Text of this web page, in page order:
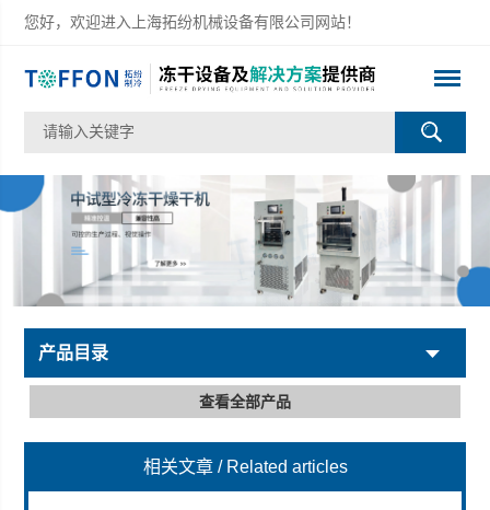
您好，欢迎进入上海拓纷机械设备有限公司网站！
产品目录
查看全部产品
相关文章 / Related articles